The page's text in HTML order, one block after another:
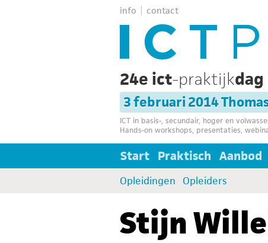
info contact
24e ict-praktijkdag
3 februari 2014
ICT in basis-, secundair, hoger en
Hands-on workshops, presentaties,
Start Praktisch Aanbod
Opleidingen Opleiders
Stijn